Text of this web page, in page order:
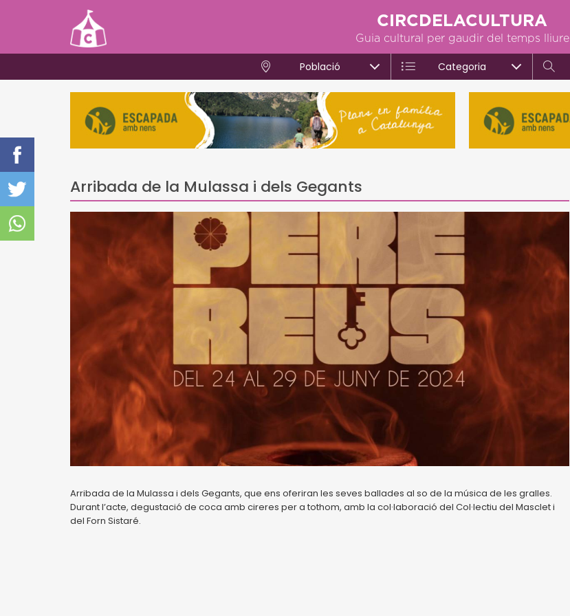
CIRCDELACULTURA
Guia cultural per gaudir del temps lliure
Població Categoria
Arribada de la Mulassa i dels Gegants
Arribada de la Mulassa i dels Gegants, que ens oferiran les seves ballades al so de la música de les gralles.
Durant l’acte, degustació de coca amb cireres per a tothom, amb la col·laboració del Col·lectiu del Masclet i
del Forn Sistaré.